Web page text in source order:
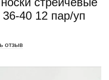
40 12 пар/уп
отзыв